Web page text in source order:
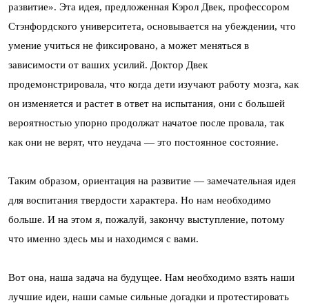
развитие». Эта идея, предложенная Кэрол Двек, профессором
Стэнфордского университета, основывается на убеждении, что
умение учиться не фиксировано, а может меняться в
зависимости от ваших усилий. Доктор Двек
продемонстрировала, что когда дети изучают работу мозга, как
он изменяется и растет в ответ на испытания, они с большей
вероятностью упорно продолжат начатое после провала, так
как они не верят, что неудача — это постоянное состояние.
Таким образом, ориентация на развитие — замечательная идея
для воспитания твердости характера. Но нам необходимо
больше. И на этом я, пожалуй, закончу выступление, потому
что именно здесь мы и находимся с вами.
Вот она, наша задача на будущее. Нам необходимо взять наши
лучшие идеи, наши самые сильные догадки и протестировать